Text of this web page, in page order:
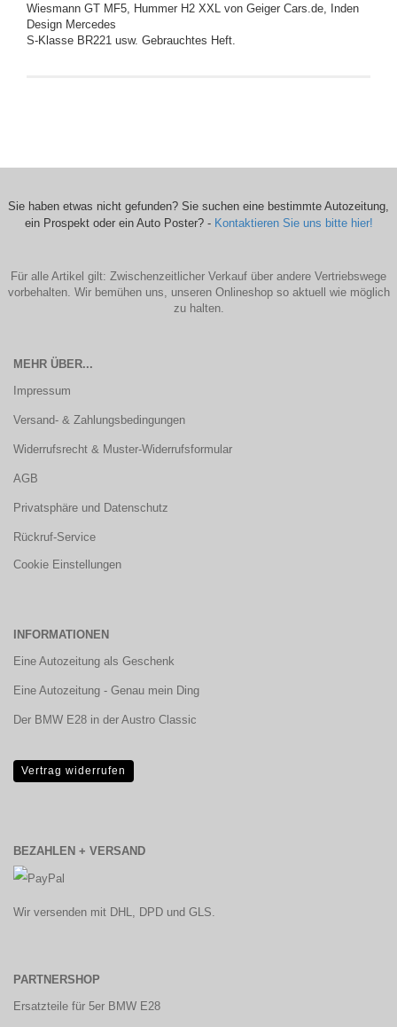
Wiesmann GT MF5, Hummer H2 XXL von Geiger Cars.de, Inden
Design Mercedes
S-Klasse BR221 usw. Gebrauchtes Heft.
Sie haben etwas nicht gefunden? Sie suchen eine bestimmte Autozeitung,
ein Prospekt oder ein Auto Poster? - Kontaktieren Sie uns bitte hier!
Für alle Artikel gilt: Zwischenzeitlicher Verkauf über andere Vertriebswege
vorbehalten. Wir bemühen uns, unseren Onlineshop so aktuell wie möglich
zu halten.
MEHR ÜBER...
Impressum
Versand- & Zahlungsbedingungen
Widerrufsrecht & Muster-Widerrufsformular
AGB
Privatsphäre und Datenschutz
Rückruf-Service
Cookie Einstellungen
INFORMATIONEN
Eine Autozeitung als Geschenk
Eine Autozeitung - Genau mein Ding
Der BMW E28 in der Austro Classic
Vertrag widerrufen
BEZAHLEN + VERSAND
Wir versenden mit DHL, DPD und GLS.
PARTNERSHOP
Ersatzteile für 5er BMW E28